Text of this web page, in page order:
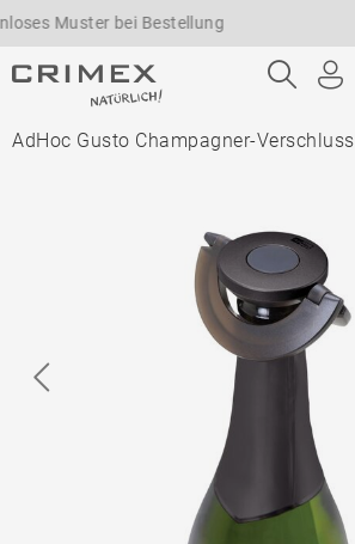
Muster bei Bestellung
AdHoc Gusto Champagner-Verschluss